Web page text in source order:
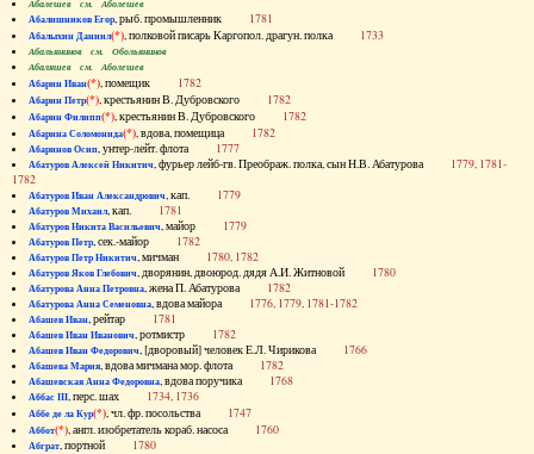
Абалешев см. Аболешев
Абалишников Егор, рыб. промышленник 1781
Абалыхин Даниил(*), полковой писарь Каргопол. драгун. полка 1733
Абальянинов см. Обольянинов
Абаляшев см. Аболешев
Абарин Иван(*), помещик 1782
Абарин Петр(*), крестьянин В. Дубровского 1782
Абарин Филипп(*), крестьянин В. Дубровского 1782
Абарина Соломонида(*), вдова, помещица 1782
Абаринов Осип, унтер-лейт. флота 1777
Абатуров Алексей Никитич, фурьер лейб-гв. Преображ. полка, сын Н.В. Абатурова 1779, 1781-
1782
Абатуров Иван Александрович, кап. 1779
Абатуров Михаил, кап. 1781
Абатуров Никита Васильевич, майор 1779
Абатуров Петр, сек.-майор 1782
Абатуров Петр Никитич, мичман 1780, 1782
Абатуров Яков Глебович, дворянин, двоюрод. дядя А.И. Житновой 1780
Абатурова Анна Петровна, жена П. Абатурова 1782
Абатурова Анна Семеновна, вдова майора 1776, 1779, 1781-1782
Абашев Иван, рейтар 1781
Абашев Иван Иванович, ротмистр 1782
Абашев Иван Федорович, [дворовый] человек Е.Л. Чирикова 1766
Абашева Мария, вдова мичмана мор. флота 1782
Абашевская Анна Федоровна, вдова поручика 1768
Аббас III, перс. шах 1734, 1736
Аббе де ла Кур(*), чл. фр. посольства 1747
Аббот(*), англ. изобретатель кораб. насоса 1760
Абграт, портной 1780